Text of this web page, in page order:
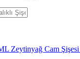
Zeytinyağ Cam